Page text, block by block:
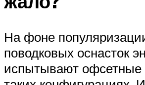
На фоне
поводковых оснасток
испытывают офсетные